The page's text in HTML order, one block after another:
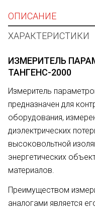
ОПИСАНИЕ
ХАРАКТЕРИСТИКИ
ИЗМЕРИТЕЛЬ
ТАНГЕНС-2000
Измеритель
предназначен для
оборудования,
диэлектрических
высоковольтной
энергетических
материалов.
Преимуществом
аналогами является